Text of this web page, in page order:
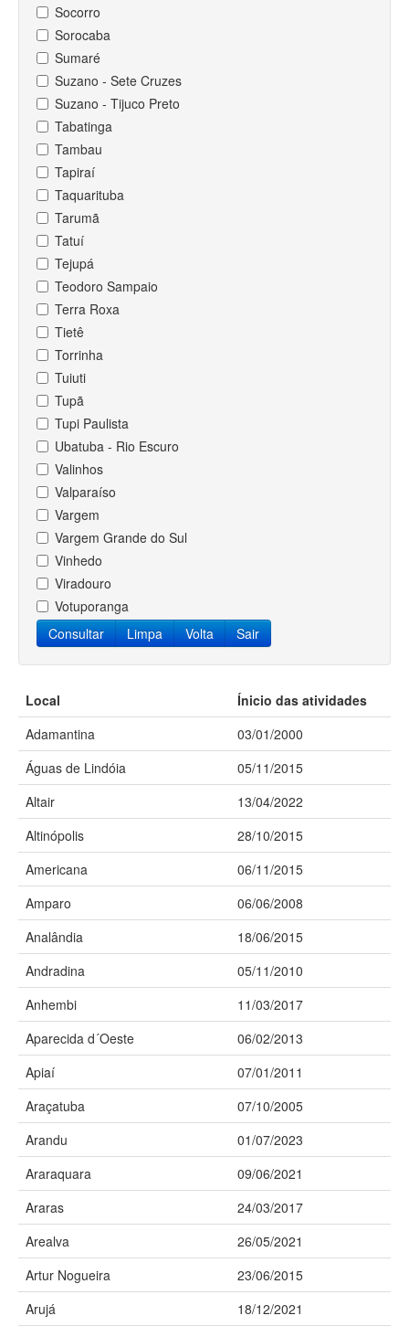
Socorro
Sorocaba
Sumaré
Suzano - Sete Cruzes
Suzano - Tijuco Preto
Tabatinga
Tambau
Tapiraí
Taquarituba
Tarumã
Tatuí
Tejupá
Teodoro Sampaio
Terra Roxa
Tietê
Torrinha
Tuiuti
Tupã
Tupi Paulista
Ubatuba - Rio Escuro
Valinhos
Valparaíso
Vargem
Vargem Grande do Sul
Vinhedo
Viradouro
Votuporanga
Consultar
Limpa Volta Sair
Local
Ínicio das atividades
Adamantina
03/01/2000
Águas de Lindóia
05/11/2015
Altair
13/04/2022
Altinópolis
28/10/2015
Americana
06/11/2015
Amparo
06/06/2008
Analândia
18/06/2015
Andradina
05/11/2010
Anhembi
11/03/2017
Aparecida d´Oeste
06/02/2013
Apiaí
07/01/2011
Araçatuba
07/10/2005
Arandu
01/07/2023
Araraquara
09/06/2021
Araras
24/03/2017
Arealva
26/05/2021
Artur Nogueira
23/06/2015
Arujá
18/12/2021